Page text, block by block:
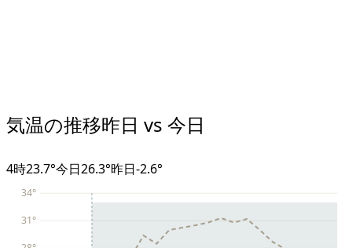
気温の推移昨日 vs 今日
4時23.7°今日26.3°昨日-2.6°
31°
34°